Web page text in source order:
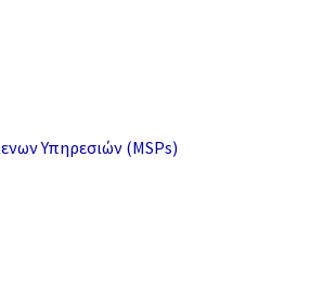
Υπηρεσιών (MSPs)